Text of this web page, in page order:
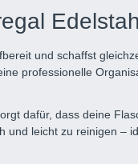
und schaffst
professionelle
dafür, dass deine
leicht zu reinigen –